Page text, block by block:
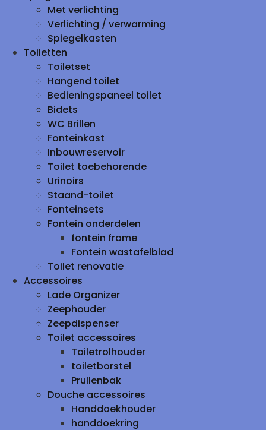
Met verlichting
Verlichting / verwarming
Spiegelkasten
Toiletten
Toiletset
Hangend toilet
Bedieningspaneel toilet
Bidets
WC Brillen
Fonteinkast
Inbouwreservoir
Toilet toebehorende
Urinoirs
Staand-toilet
Fonteinsets
Fontein onderdelen
fontein frame
Fontein wastafelblad
Toilet renovatie
Accessoires
Lade Organizer
Zeephouder
Zeepdispenser
Toilet accessoires
Toiletrolhouder
toiletborstel
Prullenbak
Douche accessoires
Handdoekhouder
handdoekring